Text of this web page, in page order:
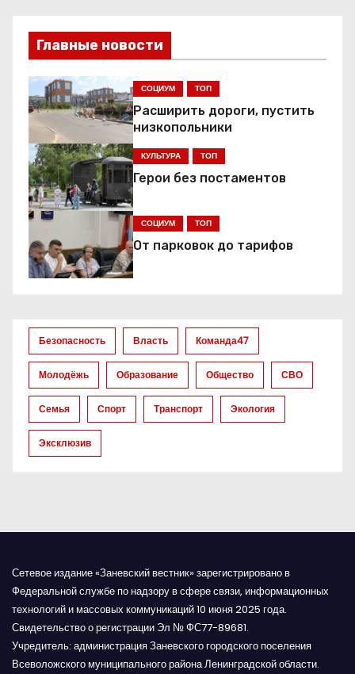
в
и
г
а
ц
и
я
п
з
а
п
и
с
м
Главные новости
СОЦИУМ ТОП
Расширить дороги, пустить
низкопольники
КУЛЬТУРА ТОП
Герои без постаментов
СОЦИУМ ТОП
От парковок до тарифов
Безопасность Власть Команда47
Молодёжь Образование Общество СВО
Семья Спорт Транспорт Экология
Эксклюзив
Сетевое издание «Заневский вестник» зарегистрировано в
Федеральной службе по надзору в сфере связи, информационных
технологий и массовых коммуникаций 10 июня 2025 года.
Свидетельство о регистрации Эл № ФС77-89681.
Учредитель: администрация Заневского городского поселения
Всеволожского муниципального района Ленинградской области.